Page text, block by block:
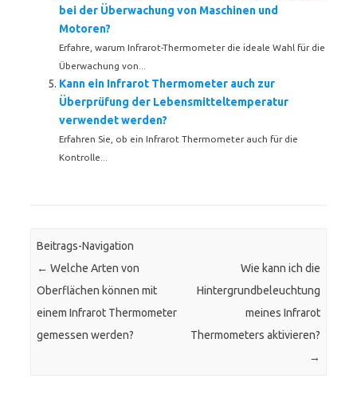
bei der Überwachung von Maschinen und
Motoren?
Erfahre, warum Infrarot-Thermometer die ideale Wahl für die
Überwachung von...
Kann ein Infrarot Thermometer auch zur
Überprüfung der Lebensmitteltemperatur
verwendet werden?
Erfahren Sie, ob ein Infrarot Thermometer auch für die
Kontrolle...
Beitrags-Navigation
← Welche Arten von
Oberflächen können mit
einem Infrarot Thermometer
gemessen werden?
Wie kann ich die
Hintergrundbeleuchtung
meines Infrarot
Thermometers aktivieren?
→